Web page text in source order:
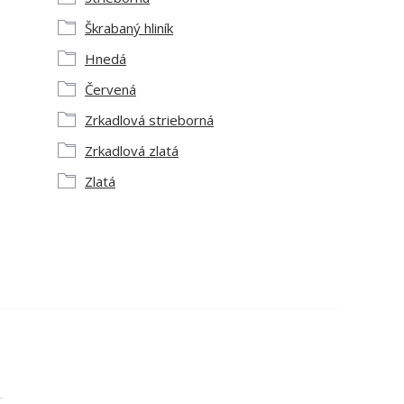
Škrabaný hliník
Hnedá
Červená
Zrkadlová strieborná
Zrkadlová zlatá
Zlatá